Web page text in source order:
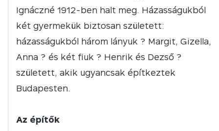
Ignáczné 1912-ben halt meg. Házasságukból
két gyermekük biztosan született:
házasságukból három lányuk ? Margit, Gizella,
Anna ? és két fiuk ? Henrik és Dezső ?
született, akik ugyancsak építkeztek
Budapesten.
Az építők